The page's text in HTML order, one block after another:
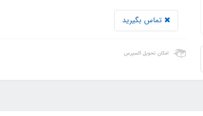
تماس بگیرید
امکان تحویل اکسپرس